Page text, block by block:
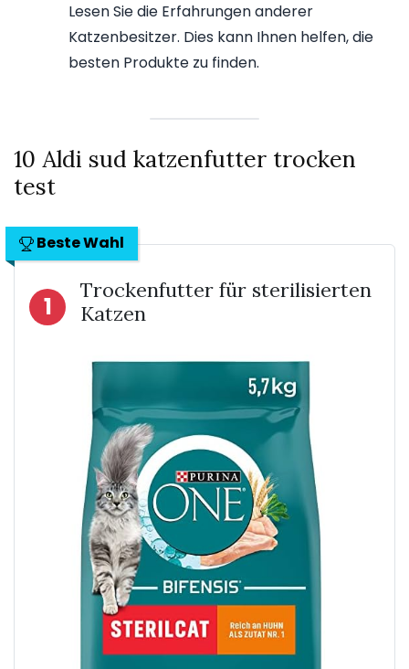
Lesen Sie die Erfahrungen anderer
Katzenbesitzer. Dies kann Ihnen helfen, die
besten Produkte zu finden.
10 Aldi sud katzenfutter trocken
test
Beste Wahl
1
Trockenfutter für sterilisierten
Katzen